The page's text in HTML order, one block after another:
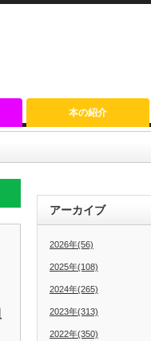
本の紹介
アーカイブ
2026年(56)
2025年(108)
2024年(265)
2023年(313)
2022年(350)